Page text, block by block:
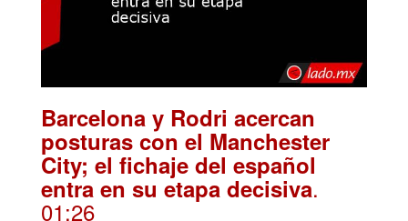
Barcelona y Rodri acercan
posturas con el Manchester
City; el fichaje del español
entra en su etapa decisiva.
01:26